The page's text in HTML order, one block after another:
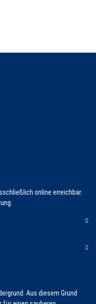
online erreichbar.
Aus diesem Grund